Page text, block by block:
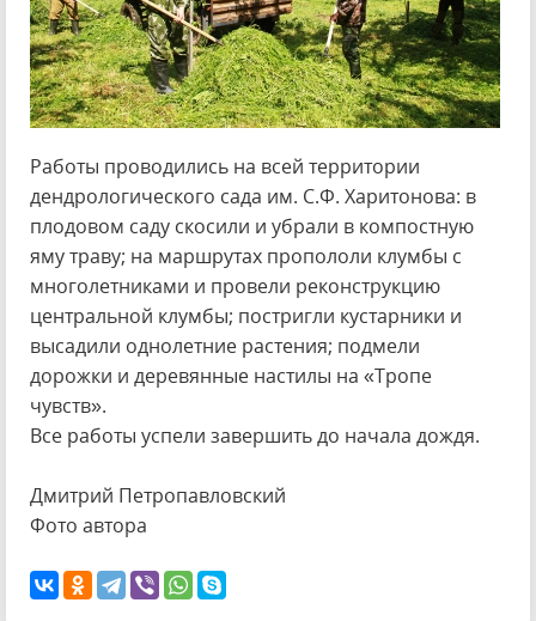
Работы проводились на всей территории
дендрологического сада им. С.Ф. Харитонова: в
плодовом саду скосили и убрали в компостную
яму траву; на маршрутах пропололи клумбы с
многолетниками и провели реконструкцию
центральной клумбы; постригли кустарники и
высадили однолетние растения; подмели
дорожки и деревянные настилы на «Тропе
чувств».
Все работы успели завершить до начала дождя.
Дмитрий Петропавловский
Фото автора